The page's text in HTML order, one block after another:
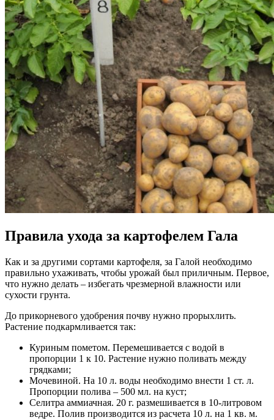
Правила ухода за картофелем Гала
Как и за другими сортами картофеля, за Галой необходимо
правильно ухаживать, чтобы урожай был приличным. Первое,
что нужно делать – избегать чрезмерной влажности или
сухости грунта.
До прикорневого удобрения почву нужно прорыхлить.
Растение подкармливается так:
Куриным пометом. Перемешивается с водой в
пропорции 1 к 10. Растение нужно поливать между
грядками;
Мочевиной. На 10 л. воды необходимо внести 1 ст. л.
Пропорции полива – 500 мл. на куст;
Селитра аммиачная. 20 г. размешивается в 10-литровом
ведре. Полив производится из расчета 10 л. на 1 кв. м.